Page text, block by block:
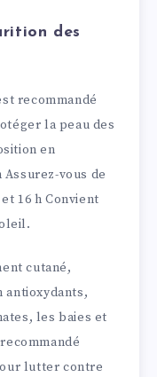
des
recommandé
la peau des
en
vous de
16 h Convient
cutané,
antioxydants,
les baies et
lutter contre